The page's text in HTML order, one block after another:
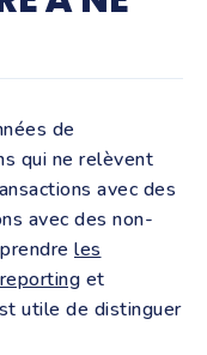
de
qui ne relèvent
avec des
avec des non-
les
et
utile de distinguer